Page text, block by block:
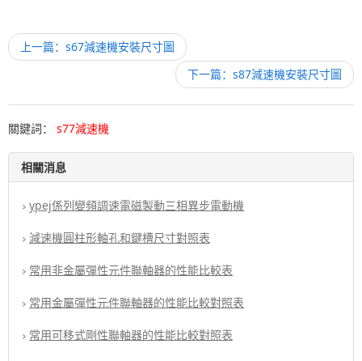
上一篇：s67減速機安裝尺寸圖
下一篇：s87減速機安裝尺寸圖
關鍵詞： s77減速機
相關消息
ypej係列變頻調速電磁製動三相異步電動機
減速機圓柱形軸孔和鍵槽尺寸對照表
常用非金屬彈性元件聯軸器的性能比較表
常用金屬彈性元件聯軸器的性能比較對照表
常用可移式剛性聯軸器的性能比較對照表